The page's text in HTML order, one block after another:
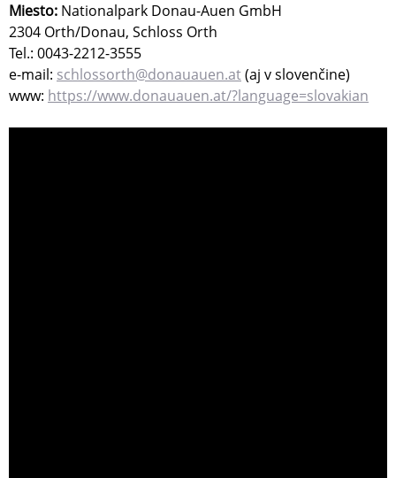
Miesto: Nationalpark Donau-Auen GmbH
2304 Orth/Donau, Schloss Orth
Tel.: 0043-2212-3555
e-mail: schlossorth@donauauen.at(aj v slovenčine)
www: https://www.donauauen.at/?language=slovakian